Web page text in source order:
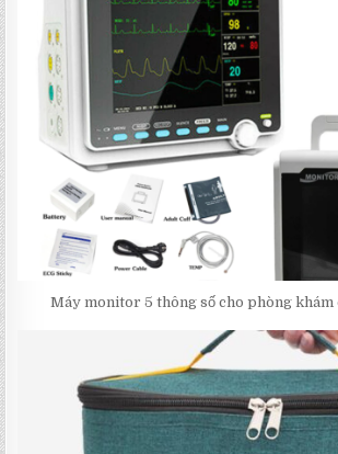
Máy monitor 5 thông số cho phòng khám